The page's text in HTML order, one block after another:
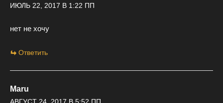
ИЮЛЬ 22, 2017 В 1:22 ПП
нет не хочу
Ответить
Maru